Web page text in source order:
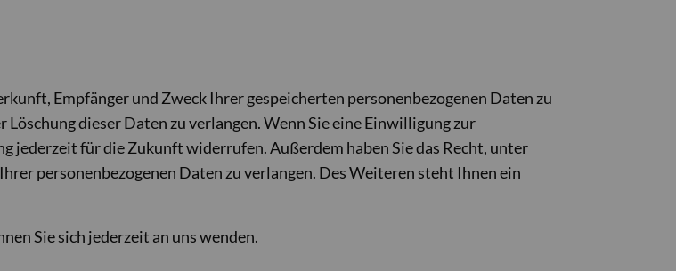
Empfänger und Zweck Ihrer gespeicherten personenbezogenen Daten zu
dieser Daten zu verlangen. Wenn Sie eine Einwilligung zur
jederzeit für die Zukunft widerrufen. Außerdem haben Sie das Recht, unter
personenbezogenen Daten zu verlangen. Des Weiteren steht Ihnen ein
Sie sich jederzeit an uns wenden.